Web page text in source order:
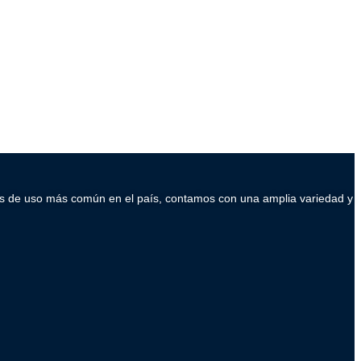
uso más común en el país, contamos con una amplia variedad y